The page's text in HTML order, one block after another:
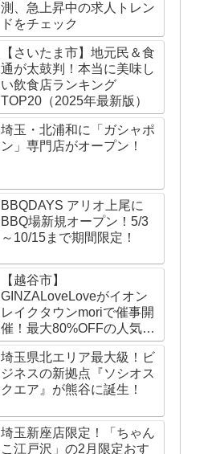
測、急上昇中の求人トレン
ドをチェック
【さいたま市】地元民＆食
通が太鼓判！本当に美味し
い飲食店ランキング
TOP20（2025年最新版）
埼玉・北浦和に「ガシャポ
ン」専門店がオープン！
BBQDAYS アリオ上尾に
BBQ場新規オープン！5/3
～10/15まで期間限定！
【越谷市】
GINZALoveLoveがイオン
レイクタウンmoriで催事開
催！最大80%OFFの人気ブ
ランドが勢ぞろい！
埼玉県北エリア最大級！ビ
ジネスの新拠点『ソシオス
クエア』が熊谷に誕生！
埼玉新座店限定！「ちゃん
こ江戸沢」の2月限定おす